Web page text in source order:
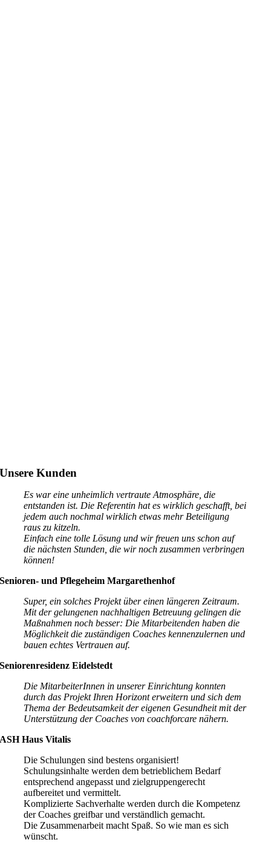
Unsere Kunden
Es war eine unheimlich vertraute Atmosphäre, die
entstanden ist. Die Referentin hat es wirklich geschafft, bei
jedem auch nochmal wirklich etwas mehr Beteiligung
raus zu kitzeln.
Einfach eine tolle Lösung und wir freuen uns schon auf
die nächsten Stunden, die wir noch zusammen verbringen
können!
Senioren- und Pflegeheim Margarethenhof
Super, ein solches Projekt über einen längeren Zeitraum.
Mit der gelungenen nachhaltigen Betreuung gelingen die
Maßnahmen noch besser: Die Mitarbeitenden haben die
Möglichkeit die zuständigen Coaches kennenzulernen und
bauen echtes Vertrauen auf.
Seniorenresidenz Eidelstedt
Die MitarbeiterInnen in unserer Einrichtung konnten
durch das Projekt Ihren Horizont erweitern und sich dem
Thema der Bedeutsamkeit der eigenen Gesundheit mit der
Unterstützung der Coaches von coachforcare nähern.
ASH Haus Vitalis
Die Schulungen sind bestens organisiert!
Schulungsinhalte werden dem betrieblichem Bedarf
entsprechend angepasst und zielgruppengerecht
aufbereitet und vermittelt.
Komplizierte Sachverhalte werden durch die Kompetenz
der Coaches greifbar und verständlich gemacht.
Die Zusammenarbeit macht Spaß. So wie man es sich
wünscht.